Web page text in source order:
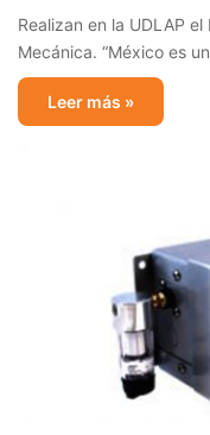
Realizan en la UDLAP
Mecánica. “México es
Leer más »